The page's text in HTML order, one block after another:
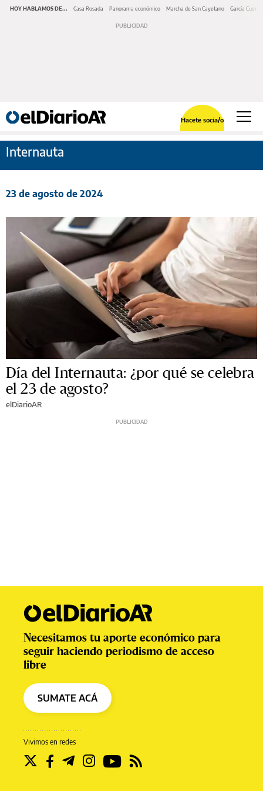
HOY HABLAMOS DE... Casa Rosada Panorama económico Marcha de San Cayetano García Cuerva
Hacete socia/o
Internauta
23 de agosto de 2024
Día del Internauta: ¿por qué se celebra
el 23 de agosto?
elDiarioAR
Vivimos en redes
Necesitamos tu aporte económico para
seguir haciendo periodismo de acceso
libre
SUMATE ACÁ